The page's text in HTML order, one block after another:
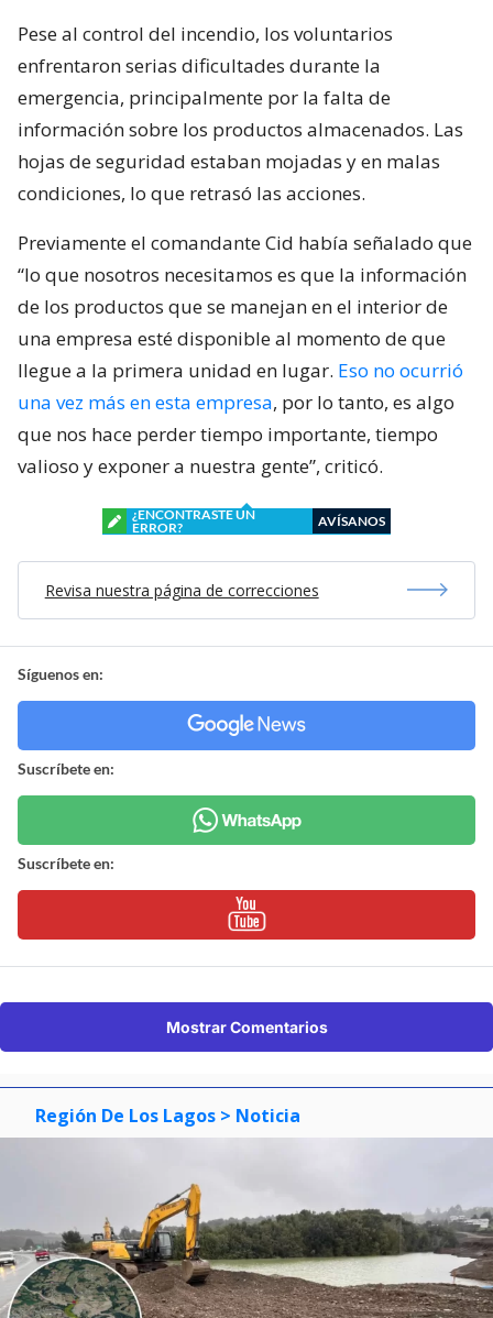
Pese al control del incendio, los voluntarios
enfrentaron serias dificultades durante la
emergencia, principalmente por la falta de
información sobre los productos almacenados. Las
hojas de seguridad estaban mojadas y en malas
condiciones, lo que retrasó las acciones.
Previamente el comandante Cid había señalado que
“lo que nosotros necesitamos es que la información
de los productos que se manejan en el interior de
una empresa esté disponible al momento de que
llegue a la primera unidad en lugar. Eso no ocurrió
una vez más en esta empresa, por lo tanto, es algo
que nos hace perder tiempo importante, tiempo
valioso y exponer a nuestra gente”, criticó.
¿ENCONTRASTE UN
ERROR?
AVÍSANOS
Revisa nuestra página de correcciones
Síguenos en:
Suscríbete en:
Suscríbete en:
Mostrar Comentarios
Región De Los Lagos > Noticia